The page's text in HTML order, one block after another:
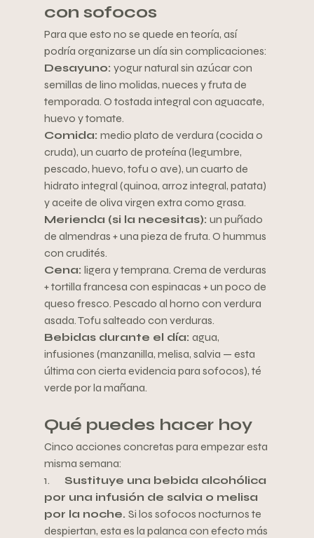
con sofocos
Para que esto no se quede en teoría, así
podría organizarse un día sin complicaciones:
Desayuno: yogur natural sin azúcar con
semillas de lino molidas, nueces y fruta de
temporada. O tostada integral con aguacate,
huevo y tomate.
Comida: medio plato de verdura (cocida o
cruda), un cuarto de proteína (legumbre,
pescado, huevo, tofu o ave), un cuarto de
hidrato integral (quinoa, arroz integral, patata)
y aceite de oliva virgen extra como grasa.
Merienda (si la necesitas): un puñado
de almendras + una pieza de fruta. O hummus
con crudités.
Cena: ligera y temprana. Crema de verduras
+ tortilla francesa con espinacas + un poco de
queso fresco. Pescado al horno con verdura
asada. Tofu salteado con verduras.
Bebidas durante el día: agua,
infusiones (manzanilla, melisa, salvia — esta
última con cierta evidencia para sofocos), té
verde por la mañana.
Qué puedes hacer hoy
Cinco acciones concretas para empezar esta
misma semana:
1. Sustituye una bebida alcohólica
por una infusión de salvia o melisa
por la noche. Si los sofocos nocturnos te
despiertan, esta es la palanca con efecto más